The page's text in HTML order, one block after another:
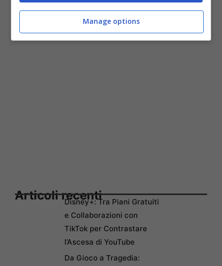
chiedevano la riconferma della precedente
guida industriale di Acqualatina.
Articoli recentiDisney+: Tra Piani Gratuiti
e Collaborazioni con
TikTok per Contrastare
l’Ascesa di YouTube
Da Gioco a Tragedia:
Manage options